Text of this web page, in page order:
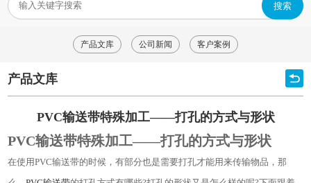
搜索
产品文库 公司新闻 客户案例
产品文库
PVC输送带特殊加工——打孔的方式与形状
PVC输送带特殊加工——打孔的方式与形状
在使用PVC输送带的时候，有部分也是需要打孔才能用来传输物品，那